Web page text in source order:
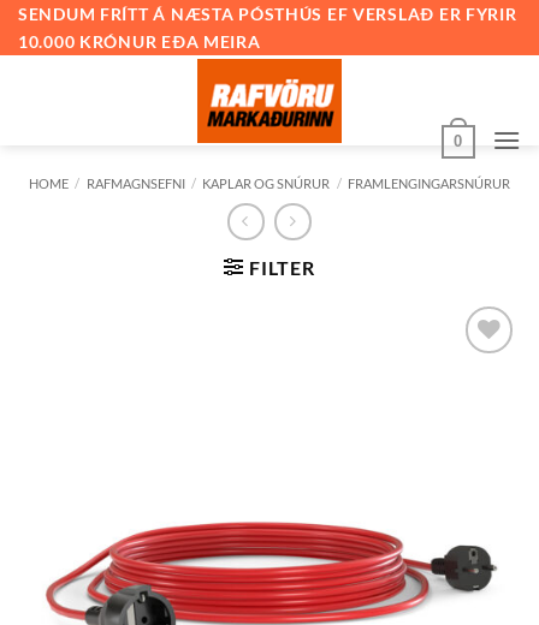
SkipSENDUM FRÍTT Á NÆSTA PÓSTHÚS EF VERSLAÐ ER FYRIR
10.000 KRÓNUR EÐA MEIRA
0
HOME / RAFMAGNSEFNI / KAPLAR OG SNÚRUR / FRAMLENGINGARSNÚRUR
FILTER